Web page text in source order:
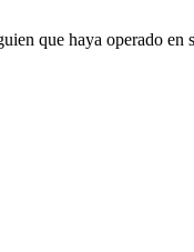
que haya operado en